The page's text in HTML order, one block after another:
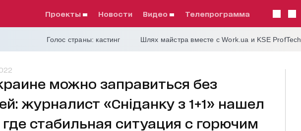
проекты Новости видео телепрограмма
Голос страны: кастинг Шлях майстра вместе с Work.ua и KSE ProfTech
можно заправиться без
журналист «Сніданку з 1+1» нашел
где стабильная ситуация с горючим